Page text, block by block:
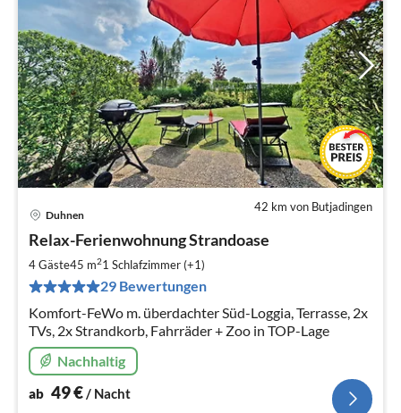
42 km von Butjadingen
Duhnen
Relax-Ferienwohnung Strandoase
4 Gäste45 m21 Schlafzimmer (+1)
29 Bewertungen
Komfort-FeWo m. überdachter Süd-Loggia, Terrasse, 2x
TVs, 2x Strandkorb, Fahrräder + Zoo in TOP-Lage
Nachhaltig
ab 49€ / Nacht